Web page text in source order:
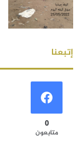
إتبعنا
0
متابعون